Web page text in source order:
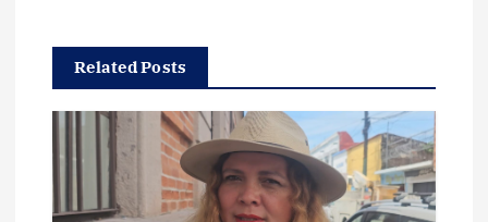
a
c
ó
Related Posts